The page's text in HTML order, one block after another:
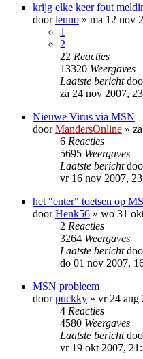
krijg elke keer fout
doorlenno » ma 12 nov
1
2
22 Reacties
13320 Weergaves
Laatste bericht
za 24 nov 2007,
Nieuwe Virus via MSN
doorMandersOnline »
6 Reacties
5695 Weergaves
Laatste bericht
vr 16 nov 2007,
het "enter" toetsen op
doorHenk56 » wo 31
2 Reacties
3264 Weergaves
Laatste bericht
do 01 nov 2007,
MSN probleem
doorpuckky » vr 24 aug
4 Reacties
4580 Weergaves
Laatste bericht
vr 19 okt 2007,